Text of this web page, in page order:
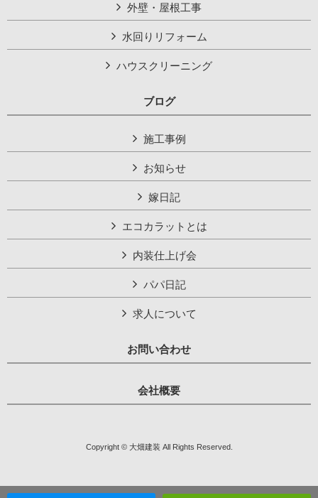
外壁・屋根工事
水回りリフォーム
ハウスクリーニング
ブログ
施工事例
お知らせ
嫁日記
エコカラットとは
内装仕上げ会
パパ日記
求人について
お問い合わせ
会社概要
Copyright © 大畑建装 All Rights Reserved.